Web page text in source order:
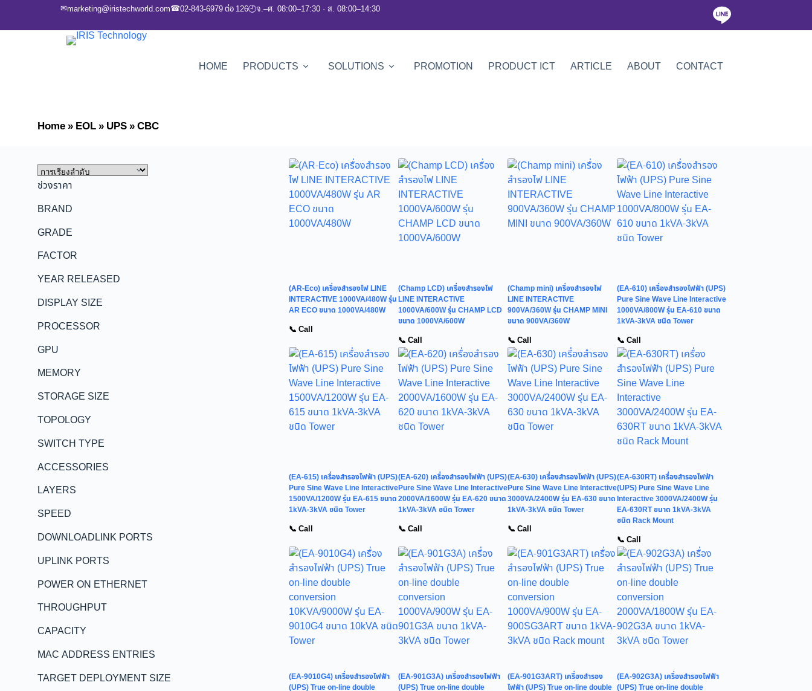
✉marketing@iristechworld.com☎02-843-6979 ต่อ 126🕘จ.–ศ. 08:00–17:30 · ส. 08:00–14:30
HOME PRODUCTS SOLUTIONS PROMOTION PRODUCT ICT ARTICLE ABOUT CONTACT
Home»EOL»UPS»CBC
ช่วงราคา
BRAND
GRADE
FACTOR
YEAR RELEASED
DISPLAY SIZE
PROCESSOR
GPU
MEMORY
STORAGE SIZE
TOPOLOGY
SWITCH TYPE
ACCESSORIES
LAYERS
SPEED
DOWNLOADLINK PORTS
UPLINK PORTS
POWER ON ETHERNET
THROUGHPUT
CAPACITY
MAC ADDRESS ENTRIES
TARGET DEPLOYMENT SIZE
(AR-Eco) เครื่องสำรองไฟ LINE
INTERACTIVE 1000VA/480W รุ่น
AR ECO ขนาด 1000VA/480W
📞 Call
(Champ LCD) เครื่องสำรองไฟ
LINE INTERACTIVE
1000VA/600W รุ่น CHAMP LCD
ขนาด 1000VA/600W
📞 Call
(Champ mini) เครื่องสำรองไฟ
LINE INTERACTIVE
900VA/360W รุ่น CHAMP MINI
ขนาด 900VA/360W
📞 Call
(EA-610) เครื่องสำรองไฟฟ้า (UPS)
Pure Sine Wave Line Interactive
1000VA/800W รุ่น EA-610 ขนาด
1kVA-3kVA ชนิด Tower
📞 Call
(EA-615) เครื่องสำรองไฟฟ้า (UPS)
Pure Sine Wave Line Interactive
1500VA/1200W รุ่น EA-615 ขนาด
1kVA-3kVA ชนิด Tower
📞 Call
(EA-620) เครื่องสำรองไฟฟ้า (UPS)
Pure Sine Wave Line Interactive
2000VA/1600W รุ่น EA-620 ขนาด
1kVA-3kVA ชนิด Tower
📞 Call
(EA-630) เครื่องสำรองไฟฟ้า (UPS)
Pure Sine Wave Line Interactive
3000VA/2400W รุ่น EA-630 ขนาด
1kVA-3kVA ชนิด Tower
📞 Call
(EA-630RT) เครื่องสำรองไฟฟ้า
(UPS) Pure Sine Wave Line
Interactive 3000VA/2400W รุ่น
EA-630RT ขนาด 1kVA-3kVA
ชนิด Rack Mount
📞 Call
(EA-9010G4) เครื่องสำรองไฟฟ้า
(UPS) True on-line double
(EA-901G3A) เครื่องสำรองไฟฟ้า
(UPS) True on-line double
(EA-901G3ART) เครื่องสำรอง
ไฟฟ้า (UPS) True on-line double
(EA-902G3A) เครื่องสำรองไฟฟ้า
(UPS) True on-line double